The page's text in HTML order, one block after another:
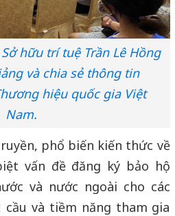
hữu trí tuệ Trần Lê Hồng
và chia sẻ thông tin
hiệu quốc gia Việt
Nam.
phổ biến kiến thức về
vấn đề đăng ký bảo hộ
và nước ngoài cho các
cầu và tiềm năng tham gia